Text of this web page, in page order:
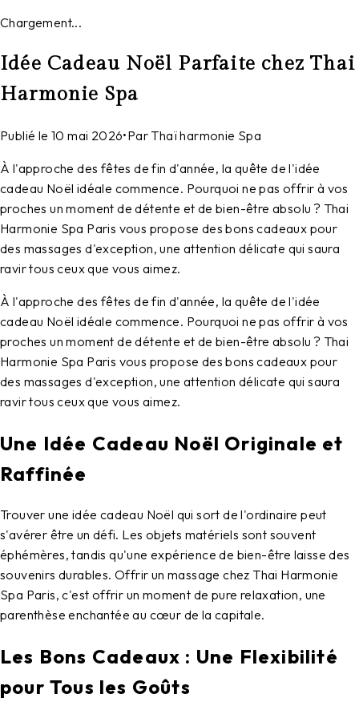
Chargement...
Idée Cadeau Noël Parfaite chez Thai
Harmonie Spa
Publié le 10 mai 2026•Par Thaï harmonie Spa
À l'approche des fêtes de fin d'année, la quête de l'idée
cadeau Noël idéale commence. Pourquoi ne pas offrir à vos
proches un moment de détente et de bien-être absolu ? Thai
Harmonie Spa Paris vous propose des bons cadeaux pour
des massages d'exception, une attention délicate qui saura
ravir tous ceux que vous aimez.
À l'approche des fêtes de fin d'année, la quête de l'idée
cadeau Noël idéale commence. Pourquoi ne pas offrir à vos
proches un moment de détente et de bien-être absolu ? Thai
Harmonie Spa Paris vous propose des bons cadeaux pour
des massages d'exception, une attention délicate qui saura
ravir tous ceux que vous aimez.
Une Idée Cadeau Noël Originale et
Raffinée
Trouver une idée cadeau Noël qui sort de l'ordinaire peut
s'avérer être un défi. Les objets matériels sont souvent
éphémères, tandis qu'une expérience de bien-être laisse des
souvenirs durables. Offrir un massage chez Thai Harmonie
Spa Paris, c'est offrir un moment de pure relaxation, une
parenthèse enchantée au cœur de la capitale.
Les Bons Cadeaux : Une Flexibilité
pour Tous les Goûts